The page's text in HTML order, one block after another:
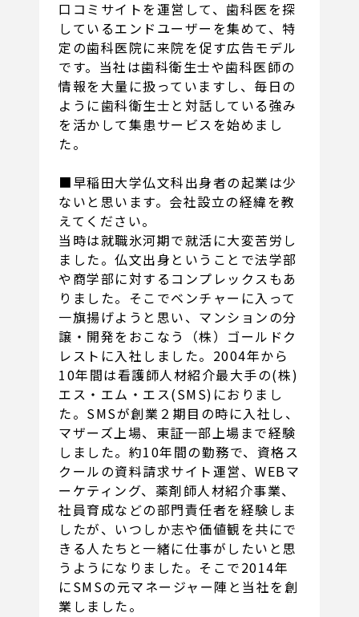
口コミサイトを運営して、歯科医を探
しているエンドユーザーを集めて、特
定の歯科医院に来院を促す広告モデル
です。当社は歯科衛生士や歯科医師の
情報を大量に扱っていますし、毎日の
ように歯科衛生士と対話している強み
を活かして集患サービスを始めまし
た。
■早稲田大学仏文科出身者の起業は少
ないと思います。会社設立の経緯を教
えてください。
当時は就職氷河期で就活に大変苦労し
ました。仏文出身ということで法学部
や商学部に対するコンプレックスもあ
りました。そこでベンチャーに入って
一旗揚げようと思い、マンションの分
譲・開発をおこなう（株）ゴールドク
レストに入社しました。2004年から
10年間は看護師人材紹介最大手の(株)
エス・エム・エス(SMS)におりまし
た。SMSが創業２期目の時に入社し、
マザーズ上場、東証一部上場まで経験
しました。約10年間の勤務で、資格ス
クールの資料請求サイト運営、WEBマ
ーケティング、薬剤師人材紹介事業、
社員育成などの部門責任者を経験しま
したが、いつしか志や価値観を共にで
きる人たちと一緒に仕事がしたいと思
うようになりました。そこで2014年
にSMSの元マネージャー陣と当社を創
業しました。